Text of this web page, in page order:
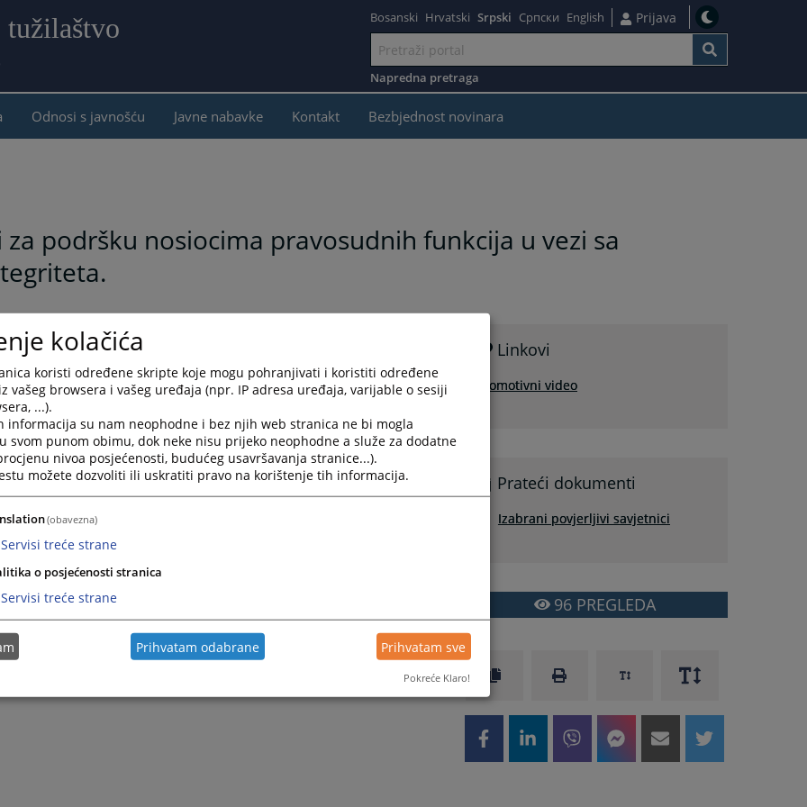
sadržaj
Bosanski Hrvatski Srpski Српски English Prijava
Napredna pretraga
Odnosi s javnošću Javne nabavke Kontakt Bezbjednost novinara
podršku nosiocima pravosudnih funkcija u vezi sa
2024. godine donijelo Odluku o uspostavljanju
Riječ je o preventivnom i edukativnom mehanizmu
funkcija u rješavanju etičkih dilema, jačanju integriteta i
od rukovodstva pravosudnih institucija i VSTV-a BiH, te u
odgovornosti. Istovremeno, on predstavlja dopunski
mišljenja i saglasnosti predviđenih važećim propisima.
zakonskih i etičkih standarda, uključujući Zakon o VSTV-u BiH,
sukoba interesa u pravosuđu, Smjernice za istupanje u
i edukativne materijale od značaja za pravosuđe.
savjetovanja u pravosuđu Bosne i Hercegovine, izabrano
pravosudnih funkcija u pitanjima etike i integriteta.
približavanja pravosudnoj zajednici, VSTV BiH je, u saradnji s
kojim se predstavlja svrha, značaj i način funkcionisanja
Linkovi
Promotivni video
Prateći dokumenti
Izabrani povjerljivi savjetnici
96PREGLEDA
kolačića
koristi određene skripte koje mogu pohranjivati i koristiti određene
vašeg browsera i vašeg uređaja (npr. IP adresa uređaja, varijable o sesiji
...).
informacija su nam neophodne i bez njih web stranica ne bi mogla
svom punom obimu, dok neke nisu prijeko neophodne a služe za dodatne
nivoa posjećenosti, budućeg usavršavanja stranice...).
možete dozvoliti ili uskratiti pravo na korištenje tih informacija.
(obavezna)
Servisi treće strane
o posjećenosti stranica
Servisi treće strane
Prihvatam odabrane Prihvatam sve
Pokreće Klaro!